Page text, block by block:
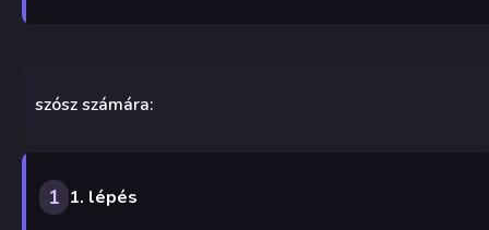
szósz számára:
1 1. lépés